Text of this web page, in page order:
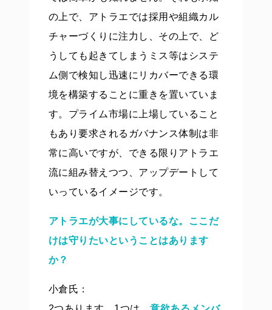
の上で、アトラエでは採用や組織カル
チャーづくりに注力し、その上で、ど
うしても起きてしまうミス等はシステ
ム側で検知し迅速にリカバーできる環
境を構築することに重きを置いていま
す。プライム市場に上場していること
もあり要求されるガバナンス体制は非
常に高いですが、できる限りアトラエ
流に組み替えつつ、アップデートして
いっているイメージです。
アトラエが大事にしているな。ここだ
けは守りたいということはあります
か？
小倉氏：